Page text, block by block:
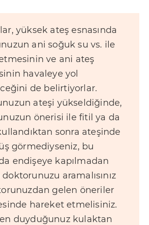
yüksek ateş esnasında
ani soğuk su vs. ile
ve ani ateş
havaleye yol
de belirtiyorlar.
ateşi yükseldiğinde,
önerisi ile fitil ya da
sonra ateşinde
görmediyseniz, bu
endişeye kapılmadan
aramalısınız
gelen öneriler
hareket etmelisiniz.
duyduğunuz kulaktan